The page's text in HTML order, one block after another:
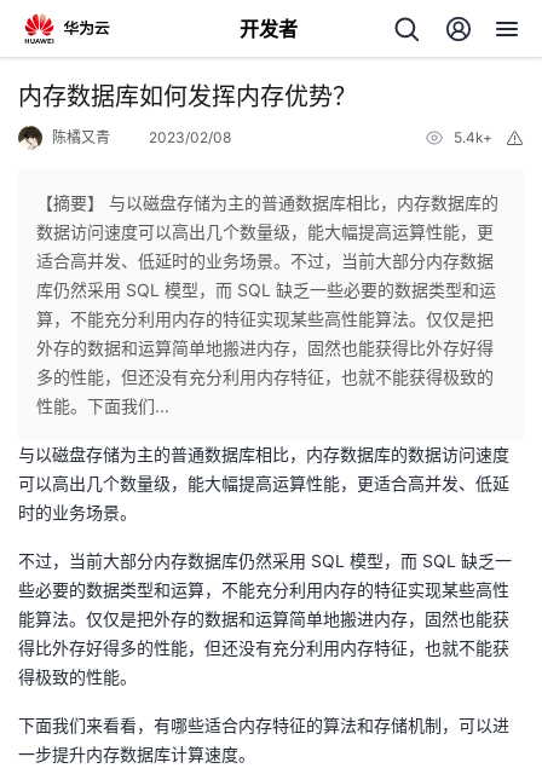
开发者
返
个
人
主
页
我
的
开
发
者
我
博
的
我
我
的
开
发
者
堂
我
的
Programs
我
的
支
我
内存数据库如何发挥内存优势？
陈橘又青 2023/02/08 5.4k+
【摘要】 与以磁盘存储为主的普通数据库相比，内存数据库的
数据访问速度可以高出几个数量级，能大幅提高运算性能，更
适合高并发、低延时的业务场景。不过，当前大部分内存数据
库仍然采用 SQL 模型，而 SQL 缺乏一些必要的数据类型和运
算，不能充分利用内存的特征实现某些高性能算法。仅仅是把
外存的数据和运算简单地搬进内存，固然也能获得比外存好得
多的性能，但还没有充分利用内存特征，也就不能获得极致的
性能。下面我们...
与以磁盘存储为主的普通数据库相比，内存数据库的数据访问速度
可以高出几个数量级，能大幅提高运算性能，更适合高并发、低延
时的业务场景。
不过，当前大部分内存数据库仍然采用 SQL 模型，而 SQL 缺乏一
些必要的数据类型和运算，不能充分利用内存的特征实现某些高性
能算法。仅仅是把外存的数据和运算简单地搬进内存，固然也能获
得比外存好得多的性能，但还没有充分利用内存特征，也就不能获
得极致的性能。
下面我们来看看，有哪些适合内存特征的算法和存储机制，可以进
一步提升内存数据库计算速度。